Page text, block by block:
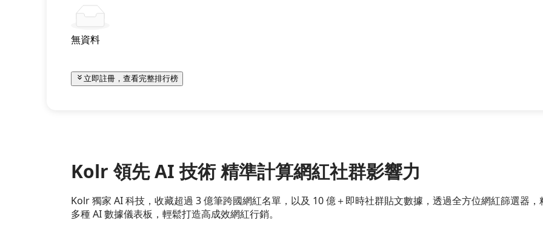
無資料
立即註冊，查看完整排行榜
Kolr 領先 AI 技術 精準計算網紅社群影響力
Kolr 獨家 AI 科技，收藏超過 3 億筆跨國網紅名單，以及 10 億＋即時社群貼文數據，透過全方位網紅篩選器
多種 AI 數據儀表板，輕鬆打造高成效網紅行銷。